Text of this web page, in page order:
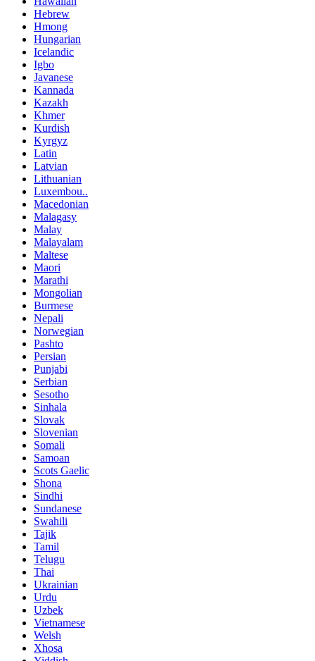
Hebrew
Hmong
Hungarian
Icelandic
Igbo
Javanese
Kannada
Kazakh
Khmer
Kurdish
Kyrgyz
Latin
Latvian
Lithuanian
Luxembou..
Macedonian
Malagasy
Malay
Malayalam
Maltese
Maori
Marathi
Mongolian
Burmese
Nepali
Norwegian
Pashto
Persian
Punjabi
Serbian
Sesotho
Sinhala
Slovak
Slovenian
Somali
Samoan
Scots Gaelic
Shona
Sindhi
Sundanese
Swahili
Tajik
Tamil
Telugu
Thai
Ukrainian
Urdu
Uzbek
Vietnamese
Welsh
Xhosa